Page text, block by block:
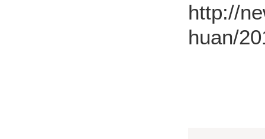
http://
huan/